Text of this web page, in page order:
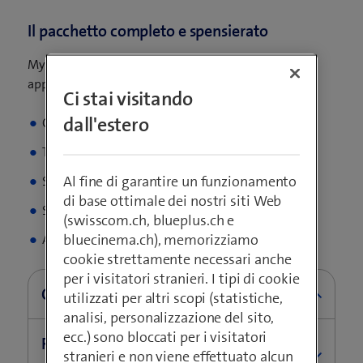
Il pacchetto completo e spensierato
My Service M comprende il supporto per i seguenti
apparecchi:
Computer
Tablet
Smartphone
Smartwatch
Apparecchi domestici ecc.
Configurazione degli apparecchi
Configurazione delle impostazioni utente e di
Risoluzione di errori e ottimizzazione
Ci stai visitando
dall'estero
Al fine di garantire un funzionamento
di base ottimale dei nostri siti Web
(swisscom.ch, blueplus.ch e
bluecinema.ch), memorizziamo
cookie strettamente necessari anche
per i visitatori stranieri. I tipi di cookie
utilizzati per altri scopi (statistiche,
analisi, personalizzazione del sito,
ecc.) sono bloccati per i visitatori
stranieri e non viene effettuato alcun